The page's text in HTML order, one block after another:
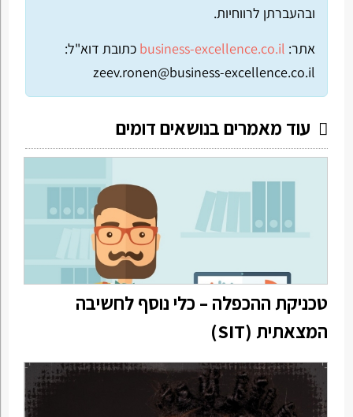
ובהעברתן לרווחיות.
אתר: business-excellence.co.il כתובת דוא"ל:
zeev.ronen@business-excellence.co.il
עוד מאמרים בנושאים דומים
טכניקת ההכפלה – כלי נוסף לחשיבה
המצאתית (SIT)